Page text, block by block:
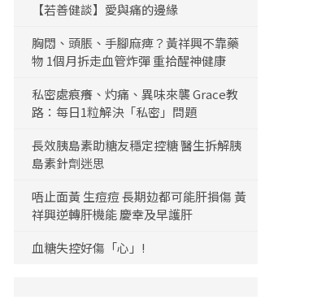
【若善健談】愛與痛的邊緣
胸悶、頭脹、手腳麻痺？黃祥興不靠藥
物 1個月拆走血管炸彈 重拾醒神健康
私密處痕癢、灼痛、異味來襲 Grace教
路：每日1粒解決「私密」問題
長效胰島素助糖友穩定控糖 醫生拆解胰
島素針劑迷思
唔止面黃 生痘痘 長期攰都可能肝損傷 黃
祥興逆轉肝機能 慶幸及早護肝
血糖失控好傷「心」!